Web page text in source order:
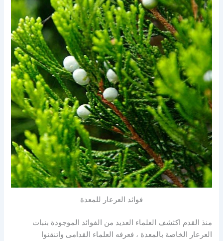
فوائد العرعار للمعدة
منذ القدم اكثشف العلماء العديد من الفوائد الموجودة بنبات
العرعار الخاصة بالمعدة ، فعرفه العلماء القدامى واتنقنوا